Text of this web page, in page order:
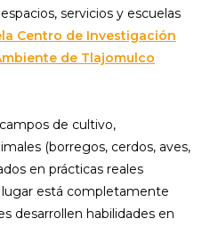
servicios y escuelas
Centro de Investigación
de Tlajomulco
de cultivo,
(borregos, cerdos, aves,
en prácticas reales
está completamente
desarrollen habilidades en